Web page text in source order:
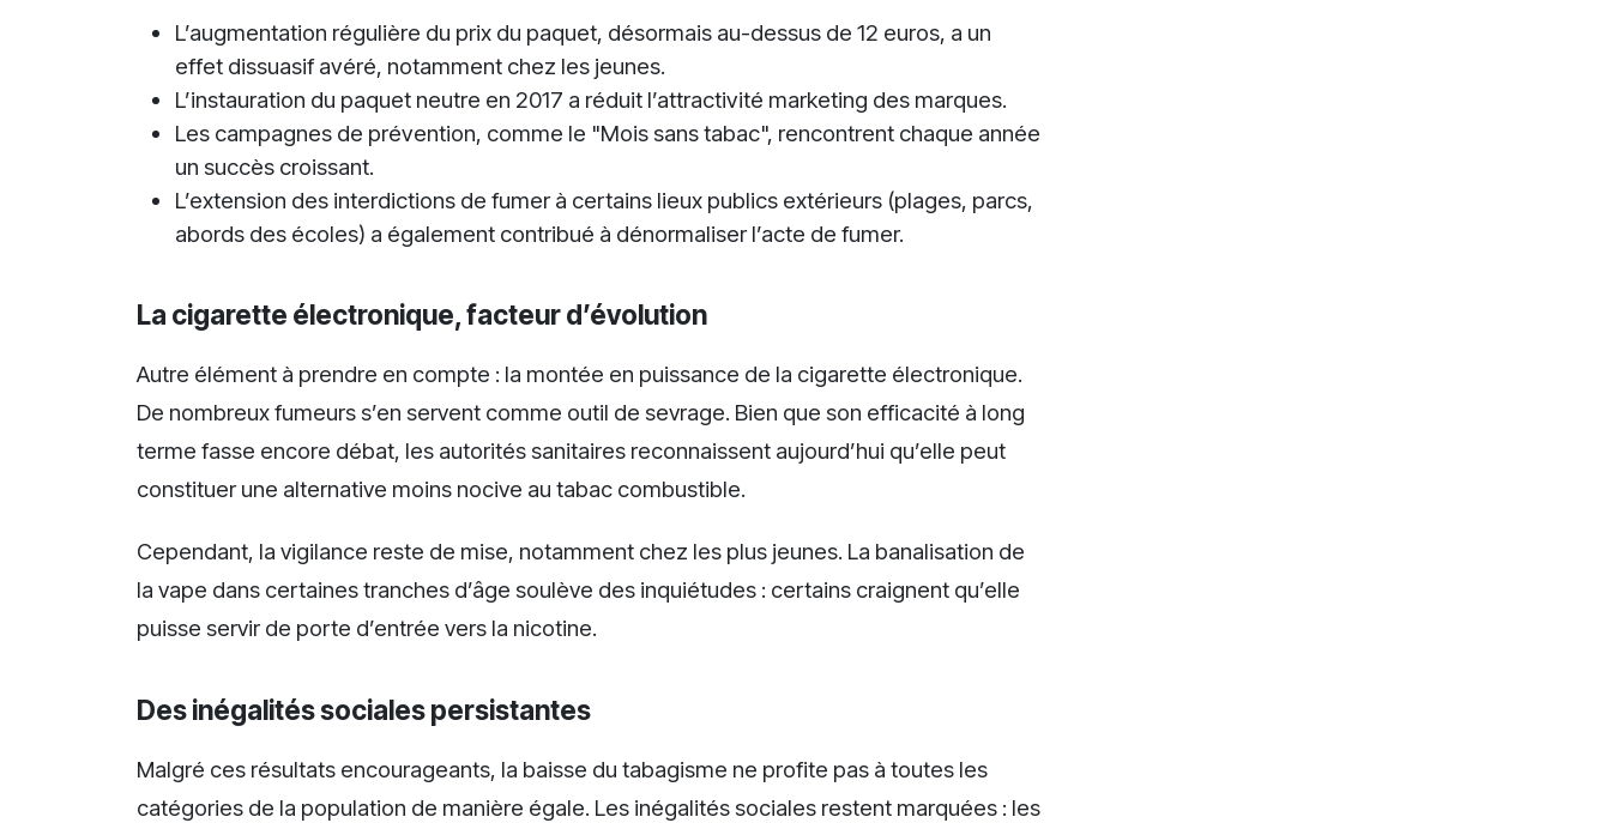
L’augmentation régulière du prix du paquet, désormais au-dessus de 12 euros, a un
effet dissuasif avéré, notamment chez les jeunes.
L’instauration du paquet neutre en 2017 a réduit l’attractivité marketing des marques.
Les campagnes de prévention, comme le "Mois sans tabac", rencontrent chaque année
un succès croissant.
L’extension des interdictions de fumer à certains lieux publics extérieurs (plages, parcs,
abords des écoles) a également contribué à dénormaliser l’acte de fumer.
La cigarette électronique, facteur d’évolution
Autre élément à prendre en compte : la montée en puissance de la cigarette électronique.
De nombreux fumeurs s’en servent comme outil de sevrage. Bien que son efficacité à long
terme fasse encore débat, les autorités sanitaires reconnaissent aujourd’hui qu’elle peut
constituer une alternative moins nocive au tabac combustible.
Cependant, la vigilance reste de mise, notamment chez les plus jeunes. La banalisation de
la vape dans certaines tranches d’âge soulève des inquiétudes : certains craignent qu’elle
puisse servir de porte d’entrée vers la nicotine.
Des inégalités sociales persistantes
Malgré ces résultats encourageants, la baisse du tabagisme ne profite pas à toutes les
catégories de la population de manière égale. Les inégalités sociales restent marquées : les